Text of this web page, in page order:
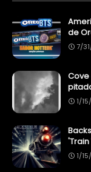
de
7/
1/
1/